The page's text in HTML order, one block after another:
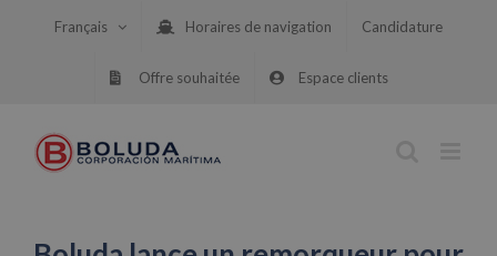
Français Horaires de navigation Candidature
Offre souhaitée Espace clients